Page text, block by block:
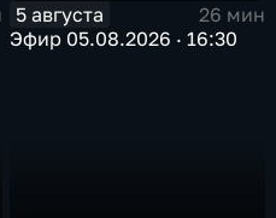
5 августа
26 мин
Эфир 05.08.2026 · 16:30